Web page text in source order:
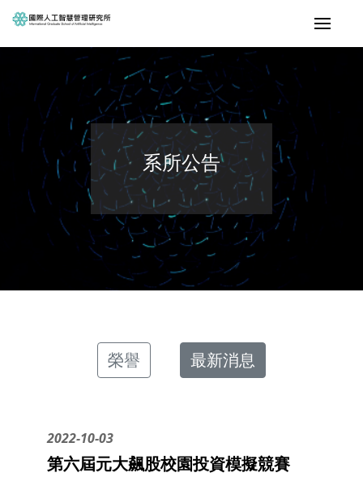
系所公告
榮譽 最新消息
2022-10-03
第六屆元大飆股校園投資模擬競賽